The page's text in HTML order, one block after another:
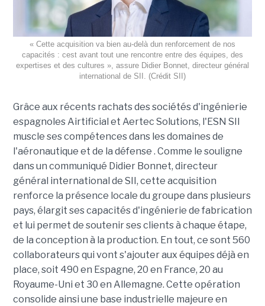
« Cette acquisition va bien au-delà dun renforcement de nos
capacités : cest avant tout une rencontre entre des équipes, des
expertises et des cultures », assure Didier Bonnet, directeur général
international de SII. (Crédit SII)
Grâce aux récents rachats des sociétés d'ingénierie
espagnoles Airtificial et Aertec Solutions, l'ESN SII
muscle ses compétences dans les domaines de
l'aéronautique et de la défense . Comme le souligne
dans un communiqué Didier Bonnet, directeur
général international de SII, cette acquisition
renforce la présence locale du groupe dans plusieurs
pays, élargit ses capacités d'ingénierie de fabrication
et lui permet de soutenir ses clients à chaque étape,
de la conception à la production. En tout, ce sont 560
collaborateurs qui vont s'ajouter aux équipes déjà en
place, soit 490 en Espagne, 20 en France, 20 au
Royaume-Uni et 30 en Allemagne. Cette opération
consolide ainsi une base industrielle majeure en